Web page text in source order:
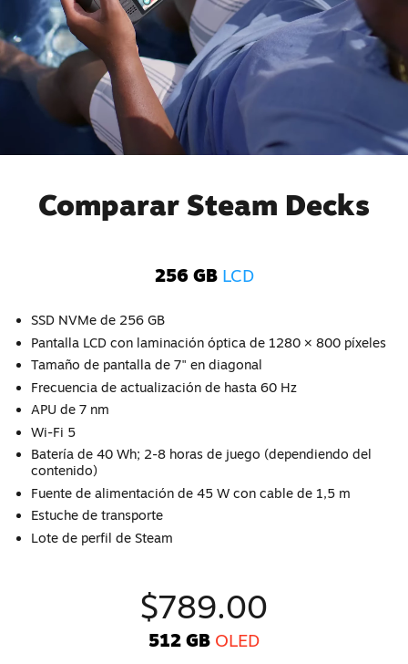
Comparar Steam Decks
256 GB LCD
SSD NVMe de 256 GB
Pantalla LCD con laminación óptica de 1280 × 800 píxeles
Tamaño de pantalla de 7" en diagonal
Frecuencia de actualización de hasta 60 Hz
APU de 7 nm
Wi-Fi 5
Batería de 40 Wh; 2-8 horas de juego (dependiendo del
contenido)
Fuente de alimentación de 45 W con cable de 1,5 m
Estuche de transporte
Lote de perfil de Steam
$789.00
512 GB OLED